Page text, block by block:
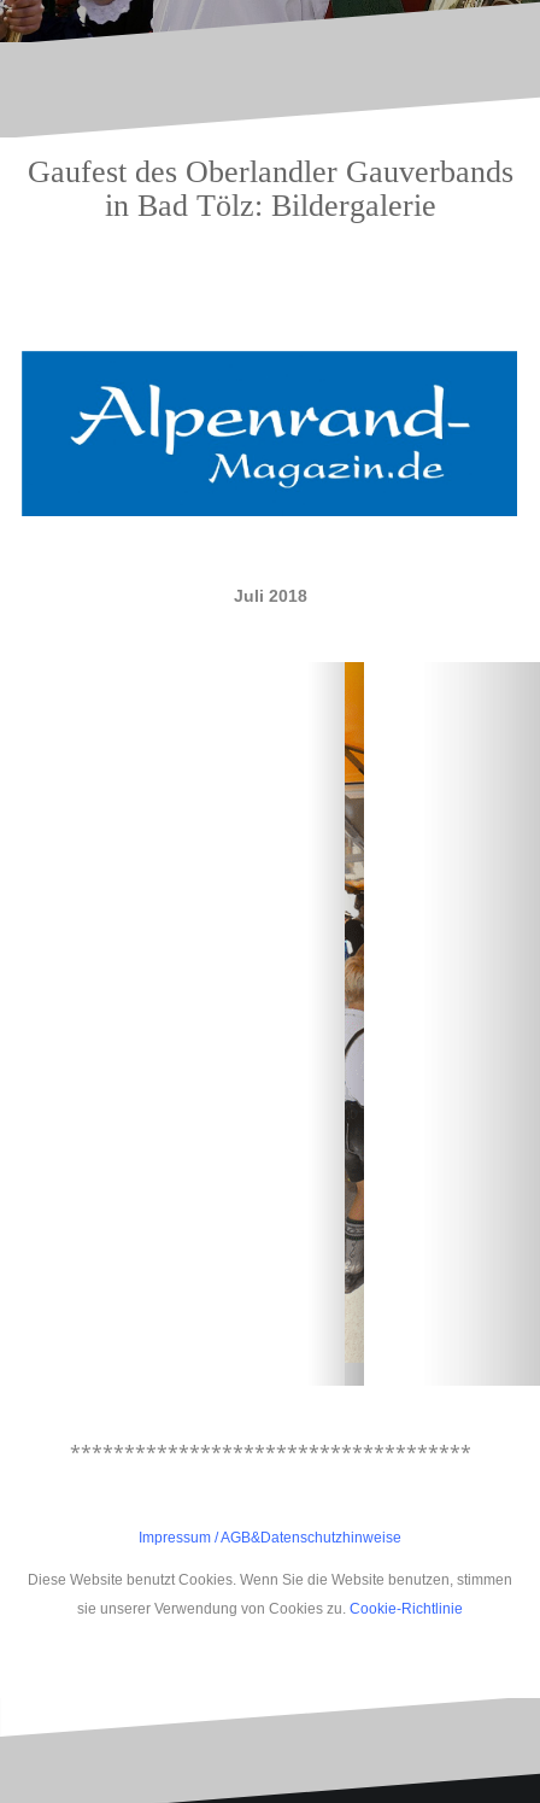
Gaufest des Oberlandler Gauverbands
in Bad Tölz: Bildergalerie
Juli 2018
*************************************
Impressum /AGB&Datenschutzhinweise
Diese Website benutzt Cookies. Wenn Sie die Website benutzen, stimmen
sie unserer Verwendung von Cookies zu. Cookie-Richtlinie